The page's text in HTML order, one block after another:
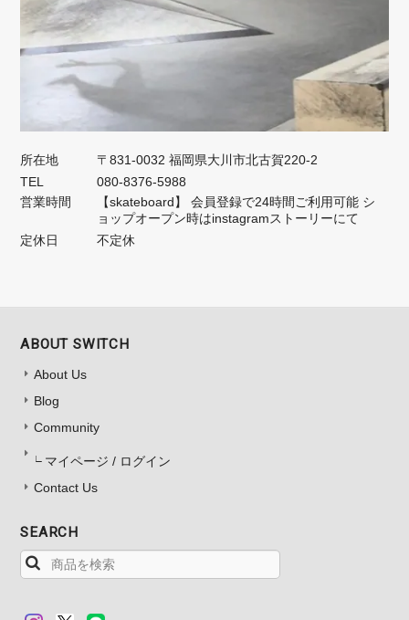
所在地
〒831-0032 福岡県大川市北古賀220-2
TEL
080-8376-5988
営業時間
【skateboard】 会員登録で24時間ご利用可能 シ
ョップオープン時はinstagramストーリーにて
定休日
不定休
ABOUT SWITCH
About Us
Blog
Community
マイページ / ログイン
Contact Us
SEARCH